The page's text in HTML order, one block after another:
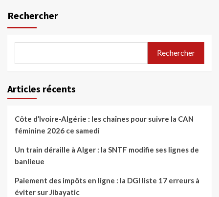
Rechercher
Rechercher
Articles récents
Côte d’Ivoire-Algérie : les chaînes pour suivre la CAN
féminine 2026 ce samedi
Un train déraille à Alger : la SNTF modifie ses lignes de
banlieue
Paiement des impôts en ligne : la DGI liste 17 erreurs à
éviter sur Jibayatic